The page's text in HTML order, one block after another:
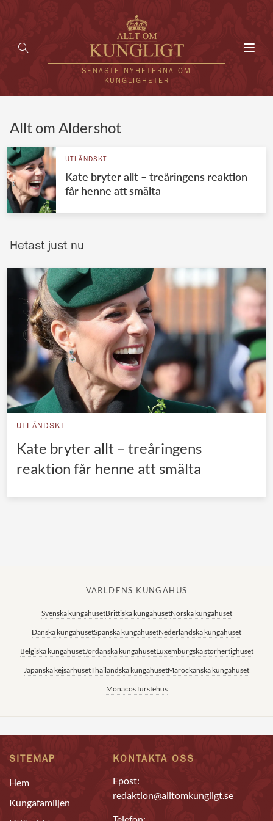
SENASTE NYHETERNA OM
KUNGLIGHETER
UTLÄNDSKT
VÄRLDENS KUNGAHUS
Brittiska kungahuset
Norska kungahuset
Danska kungahuset
Spanska kungahuset
Nederländska kungahuset
Belgiska kungahuset
Jordanska kungahuset
Japanska kejsarhuset
Thailändska kungahuset
Allt om Aldershot
UTLÄNDSKT
Kate bryter allt – treåringens reaktion
får henne att smälta
Hetast just nu
UTLÄNDSKT
Kate bryter allt – treåringens
reaktion får henne att smälta
VÄRLDENS KUNGAHUS
Svenska kungahusetBrittiska kungahusetNorska kungahuset
Danska kungahusetSpanska kungahusetNederländska kungahuset
Belgiska kungahusetJordanska kungahusetLuxemburgska storhertighuset
Japanska kejsarhusetThailändska kungahusetMarockanska kungahuset
Monacos furstehus
SITEMAP
Hem
Kungafamiljen
KONTAKTA OSS
Epost:
redaktion@alltomkungligt.se